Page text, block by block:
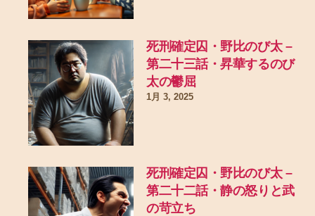
死刑確定囚・野比のび太 –
第二十三話・昇華するのび
太の鬱屈
1月 3, 2025
死刑確定囚・野比のび太 –
第二十二話・静の怒りと武
の苛立ち